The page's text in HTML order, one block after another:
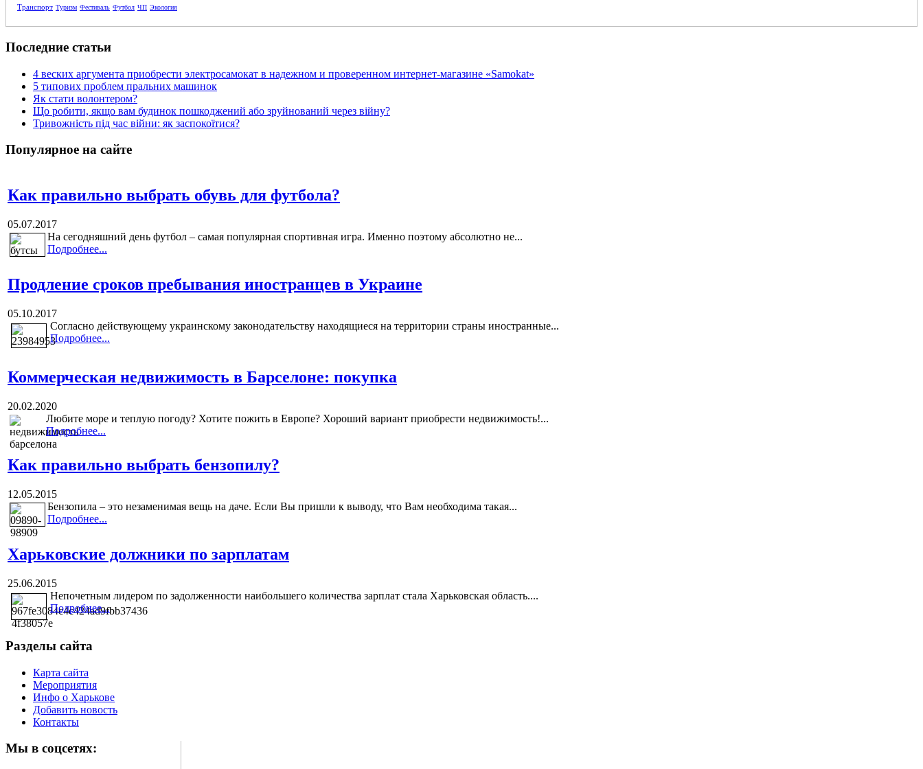
Транспорт Туризм Фестиваль Футбол ЧП Экология
Последние статьи
4 веских аргумента приобрести электросамокат в надежном и проверенном интернет-магазине «Samokat»
5 типових проблем пральних машинок
Як стати волонтером?
Що робити, якщо вам будинок пошкоджений або зруйнований через війну?
Тривожність під час війни: як заспокоїтися?
Популярное на сайте
Как правильно выбрать обувь для футбола?
05.07.2017
На сегодняшний день футбол – самая популярная спортивная игра. Именно поэтому абсолютно не...
Подробнее...
Продление сроков пребывания иностранцев в Украине
05.10.2017
Согласно действующему украинскому законодательству находящиеся на территории страны иностранные...
Подробнее...
Коммерческая недвижимость в Барселоне: покупка
20.02.2020
Любите море и теплую погоду? Хотите пожить в Европе? Хороший вариант приобрести недвижимость!...
Подробнее...
Как правильно выбрать бензопилу?
12.05.2015
Бензопила – это незаменимая вещь на даче. Если Вы пришли к выводу, что Вам необходима такая...
Подробнее...
Харьковские должники по зарплатам
25.06.2015
Непочетным лидером по задолженности наибольшего количества зарплат стала Харьковская область....
Подробнее...
Разделы сайта
Карта сайта
Мероприятия
Инфо о Харькове
Добавить новость
Контакты
Мы в соцсетях: